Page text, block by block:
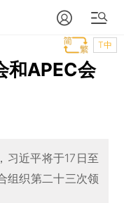
T中
和APEC会
习近平将于17日至
组织第二十三次领